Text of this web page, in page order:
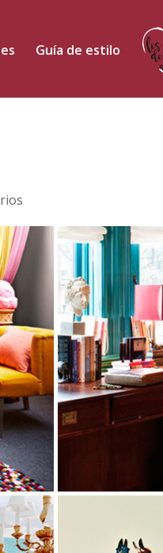
Guía de estilo